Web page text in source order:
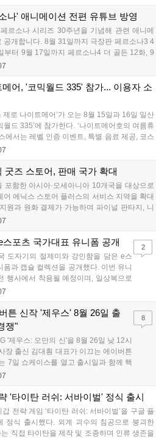
든 임직원에게 감사의 뜻을 전하며 헌혈 문화
나' 애니메이션 전편 유튜브 방영
르소나 시리즈 30주년을 기념해 관련 애니메
공개합니다. 8월 31일까지 극장판 페르소나3 4
부터 9월 17일까지 페르소나4 더 골든 12화, 9
지 페르소나5 시리즈가 순차 공개됩니다. 또한
개될 예정입니다....
어, '코믹월드 335' 참가... 이용자 소
제로 나이트메어’가 오는 8월 15일과 16일 일산
월드 335’에 참가한다. ‘나이트메어호의 여름휴
에서는 레벨 인증 이벤트, 특별 음료 제공, 코스
로운 행사가 진행된다. 유명 코스어 7인이 캐릭
티에서 확인 가능하다....
굿즈 스토어, 판매 국가 확대
포함한 아시아·오세아니아 10개국을 대상으로
어 에닉스 스토어 플러스의 서비스 지역을 확대
원과 원화 결제가 가능하며 파이널 판타지, 니
, 굿즈를 구매할 수 있습니다. 신상품이 순차적
포츠 국가대표 유니폼 공개
도자기의 절제미와 강인함을 담은 e스
과 캡슐 컬렉션을 공개했다. 이번 유니
행사에서 착용될 예정이며, 일상복으로
28일부터 골스튜디오 공식 홈페이지
도의 유니폼을 착용할 계획이다....
2
튼 신작 '제우스' 8월 26일 출
쟁"
'제우스: 오만의 신'을 8월 26일 낮 12시
장 출신 김대훤 대표가 이끄는 에이버튼
7일 쇼케이스를 열고 출시일과 함께 핵
영 방향을 공개했다. 캐릭터명 선점은
8
'타이탄 러쉬: 서바이벌' 정식 출시
전략 게임 ‘타이탄 러쉬: 서바이벌’을 구글 플
정식 출시했다. 외계 괴수의 침공으로 붕괴한
직접 타이탄을 제작 및 조종하며 인류 생존을